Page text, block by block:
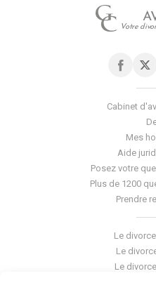
Votre
Cabinet
Mes
Aide
Posez votre
Plus de 1200
Prendre
Le
Le
Le